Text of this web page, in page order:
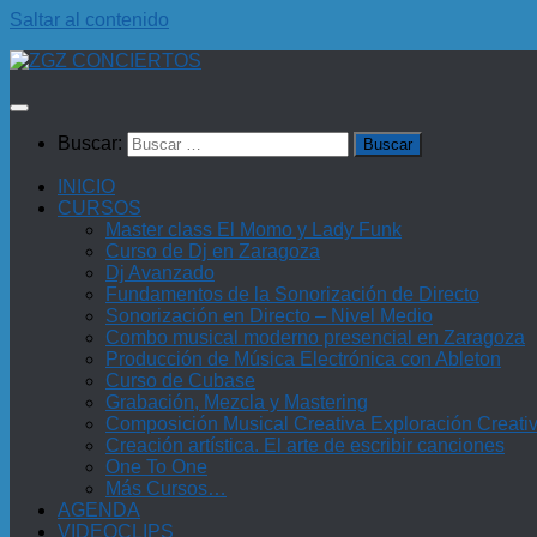
Saltar al contenido
Buscar:
INICIO
CURSOS
Master class El Momo y Lady Funk
Curso de Dj en Zaragoza
Dj Avanzado
Fundamentos de la Sonorización de Directo
Sonorización en Directo – Nivel Medio
Combo musical moderno presencial en Zaragoza
Producción de Música Electrónica con Ableton
Curso de Cubase
Grabación, Mezcla y Mastering
Composición Musical Creativa Exploración
Creación artística. El arte de escribir canciones
One To One
Más Cursos…
AGENDA
VIDEOCLIPS